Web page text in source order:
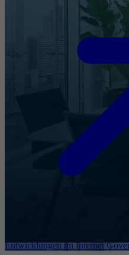
Entwicklungen im Internet